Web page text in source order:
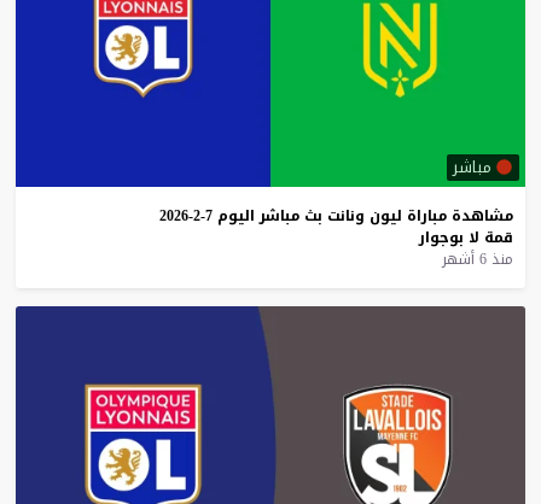
مباشر
مشاهدة مباراة ليون ونانت بث مباشر اليوم 7-2-2026
قمة لا بوجوار
منذ 6 أشهر